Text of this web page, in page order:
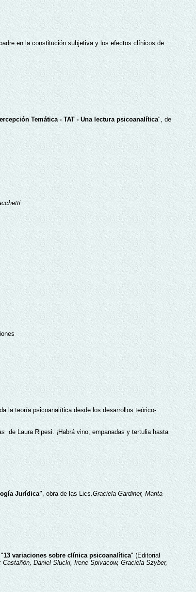
en la constitución subjetiva y los efectos clínicos de
Temática - TAT - Una lectura psicoanalítica", de
la teoría psicoanalítica desde los desarrollos teórico-
de Laura Ripesi. ¡Habrá vino, empanadas y tertulia hasta
Jurídica", obra de las Lics.Graciela Gardiner, Marita
13 variaciones sobre clínica psicoanalítica" (Editorial
Daniel Slucki, Irene Spivacow, Graciela Szyber,